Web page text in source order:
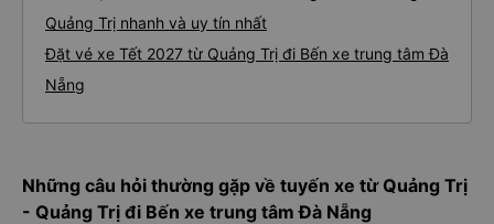
Quảng Trị nhanh và uy tín nhất
Đặt vé xe Tết 2027 từ Quảng Trị đi Bến xe trung tâm Đà
Nẵng
Những câu hỏi thường gặp về tuyến xe từ Quảng Trị
- Quảng Trị đi Bến xe trung tâm Đà Nẵng